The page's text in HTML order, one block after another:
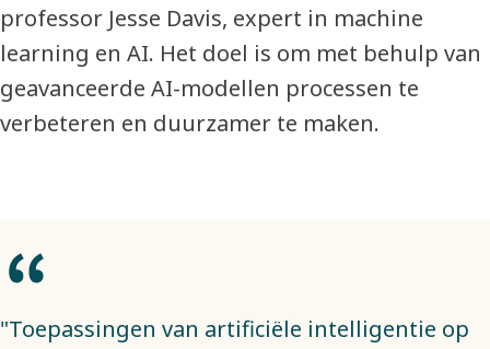
professor Jesse Davis, expert in machine
learning en AI. Het doel is om met behulp van
geavanceerde AI-modellen processen te
verbeteren en duurzamer te maken.
"Toepassingen van artificiële intelligentie op